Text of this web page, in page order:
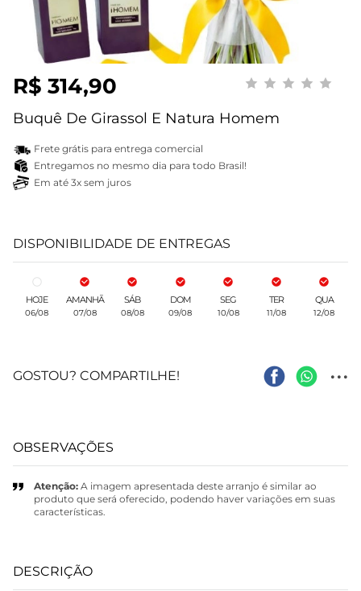
R$ 314,90
Buquê De Girassol E Natura Homem
Frete grátis para entrega comercial
Entregamos no mesmo dia para todo Brasil!
Em até 3x sem juros
DISPONIBILIDADE DE ENTREGAS
HOJE
06/08
AMANHÃ
07/08
SÁB
08/08
DOM
09/08
SEG
10/08
TER
11/08
QUA
12/08
GOSTOU? COMPARTILHE! ...
OBSERVAÇÕES
Atenção: A imagem apresentada deste arranjo é similar ao
produto que será oferecido, podendo haver variações em suas
características.
DESCRIÇÃO